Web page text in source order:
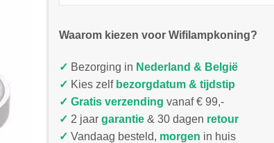
Waarom kiezen voor Wifilampkoning?
✓ Bezorging in Nederland & België
✓ Kies zelf bezorgdatum & tijdstip
✓ Gratis verzending vanaf € 99,-
✓ 2 jaar garantie & 30 dagen retour
✓ Vandaag besteld, morgen in huis